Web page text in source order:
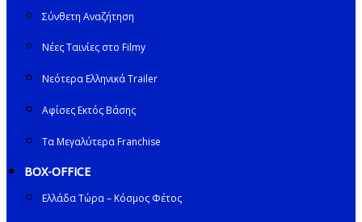
Σύνθετη Αναζήτηση
Νέες Ταινίες στο Filmy
Νεότερα Ελληνικά Trailer
Αφίσες Εκτός Βάσης
Τα Μεγαλύτερα Franchise
BOX-OFFICE
Ελλάδα Τώρα – Κόσμος Φέτος